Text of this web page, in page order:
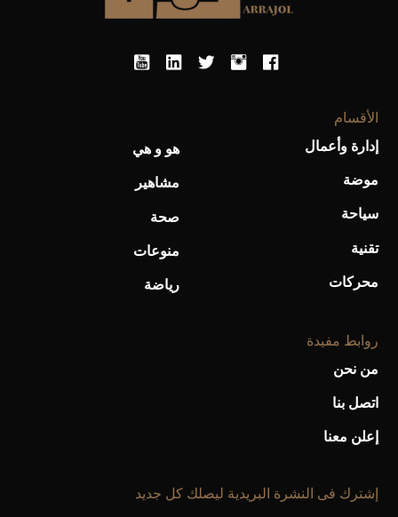
أحذية Mary Jane: ترف وأناقة للرجال
الأقسام
إدارة وأعمال
موضة
سياحة
تقنية
محركات
هو و هي
مشاهير
صحة
منوعات
رياضة
روابط مفيدة
من نحن
اتصل بنا
إعلن معنا
إشترك فى النشرة البريدية ليصلك كل جديد